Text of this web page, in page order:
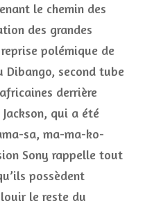
le chemin des
des grandes
polémique de
Dibango, second tube
derrière
qui a été
sa, ma-ma-ko-
Sony rappelle tout
possèdent
le reste du